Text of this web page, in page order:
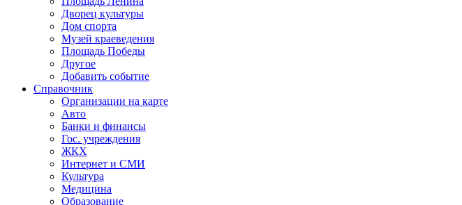
Дворец культуры
Дом спорта
Музей краеведения
Площадь Победы
Другое
Добавить событие
Справочник
Организации на карте
Авто
Банки и финансы
Гос. учреждения
ЖКХ
Интернет и СМИ
Культура
Медицина
Образование